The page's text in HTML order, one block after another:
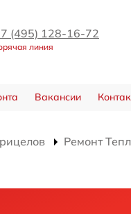
(495) 128-16-72
линия
Вакансии
Ремонт